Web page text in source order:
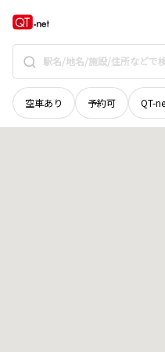
空車あり 予約可 QT-
長野県